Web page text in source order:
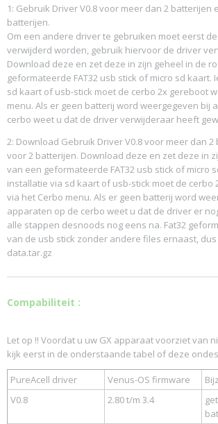
1: Gebruik Driver V0.8 voor meer dan 2 batterijen
batterijen.
Om een andere driver te gebruiken moet eerst
verwijderd worden, gebruik hiervoor de driver
Download deze en zet deze in zijn geheel in de
geformateerde FAT32 usb stick of micro sd kaart.
sd kaart of usb-stick moet de cerbo 2x gereboot
menu. Als er geen batterij word weergegeven bij
cerbo weet u dat de driver verwijderaar heeft
2: Download Gebruik Driver V0.8 voor meer dan 2
voor 2 batterijen. Download deze en zet deze in
van een geformateerde FAT32 usb stick of micro
installatie via sd kaart of usb-stick moet de cerbo
via het Cerbo menu. Als er geen batterij word
apparaten op de cerbo weet u dat de driver er
alle stappen desnoods nog eens na. Fat32
van de usb stick zonder andere files ernaast,
data.tar.gz
Compabiliteit :
Let op !! Voordat u uw GX apparaat voorziet van
kijk eerst in de onderstaande tabel of deze
PureAcell driver Venus-OS firmware
V0.8
2.80 t/m 3.4